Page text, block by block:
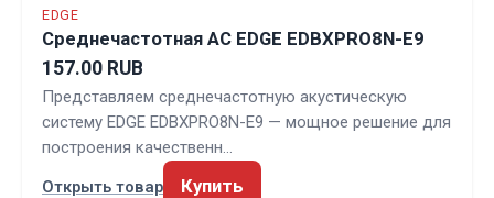
EDGE
Среднечастотная АС EDGE EDBXPRO8N-E9
157.00 RUB
Представляем среднечастотную акустическую
систему EDGE EDBXPRO8N-E9 — мощное решение для
построения качественн…
Открыть товар
Купить